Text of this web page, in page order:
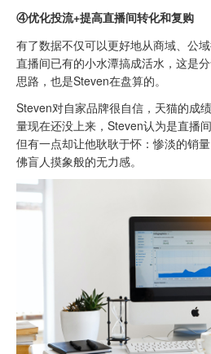
④优化投流+提高直播间转化和复购
有了数据不仅可以更好地从商域、公
直播间已有的小水潭搞成活水，这是
思路，也是Steven在盘算的。
Steven对自家品牌很自信，天猫的成
量现在还没上来，Steven认为是直播
但有一点却让他耿耿于怀：惨淡的销
佛盲人摸象般的无力感。